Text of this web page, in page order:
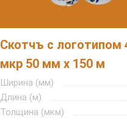
Скотчъ с логотипом
мкр 50 мм х 150 м
Ширина (мм)
Длина (м)
Толщина (мкм)